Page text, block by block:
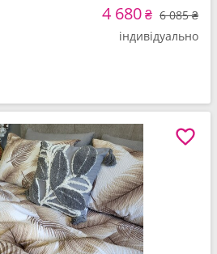
4 680₴ 6 085 ₴
індивідуально